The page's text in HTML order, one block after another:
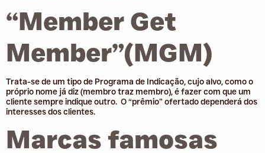
“Member Get
Member”(MGM)
Trata-se de um tipo de Programa de Indicação, cujo alvo, como o
próprio nome já diz (membro traz membro), é fazer com que um
cliente sempre indique outro. O “prêmio” ofertado dependerá dos
interesses dos clientes.
Marcas famosas